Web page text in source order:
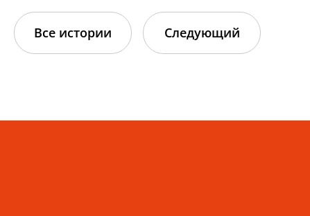
Все истории Следующий